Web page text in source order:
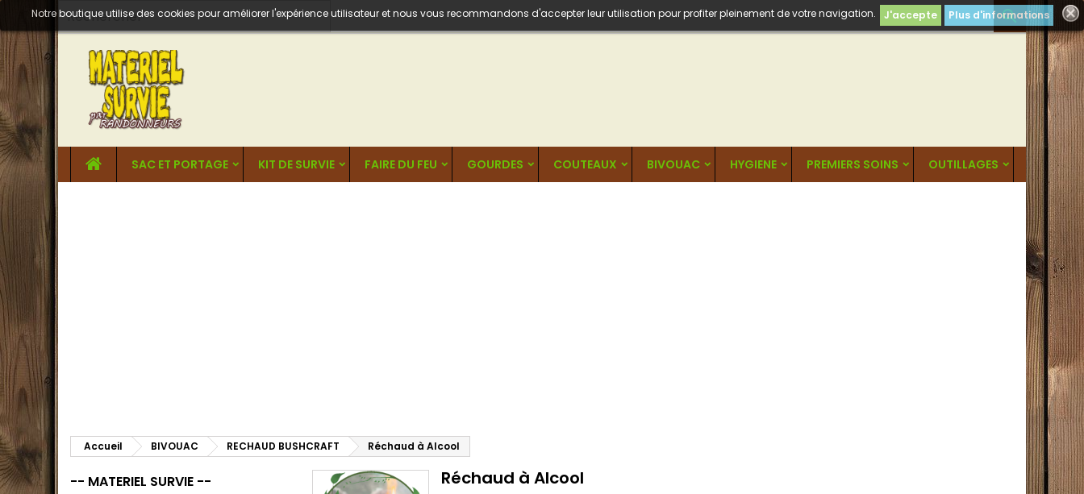

Notre boutique utilise des cookies pour améliorer l'expérience utilisateur et nous vous recommandons d'accepter leur utilisation pour profiter pleinement de votre navigation. J'accepte Plus d'informations
SAC ET PORTAGE KIT DE SURVIE FAIRE DU FEU GOURDES COUTEAUX BIVOUAC HYGIENE PREMIERS SOINS OUTILLAGES
Accueil BIVOUAC RECHAUD BUSHCRAFT Réchaud à Alcool
-- MATERIEL SURVIE -- Réchaud à Alcool